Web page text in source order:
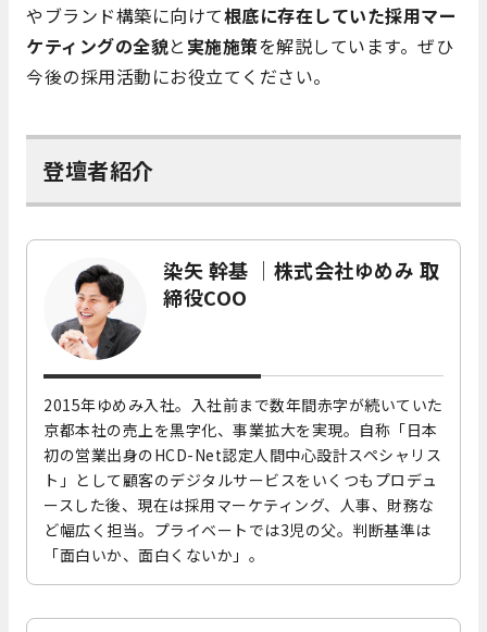
やブランド構築に向けて根底に存在していた採用マー
ケティングの全貌と 実施施策を解説しています。ぜひ
今後の採用活動にお役立てください。
登壇者紹介
染矢 幹基 ｜株式会社ゆめみ 取
締役COO
2015年ゆめみ入社。入社前まで数年間赤字が続いていた
京都本社の売上を黒字化、事業拡大を実現。自称「日本
初の営業出身のHCD-Net認定人間中心設計スペシャリス
ト」として顧客のデジタルサービスをいくつもプロデュ
ースした後、現在は採用マーケティング、人事、財務な
ど幅広く担当。プライベートでは3児の父。判断基準は
「面白いか、面白くないか」。